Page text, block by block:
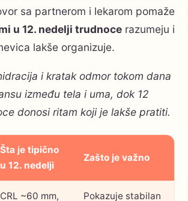
sa partnerom i lekarom pomaže
u 12. nedelji trudnoce razumeju i
lakše organizuje.
i kratak odmor tokom dana
između tela i uma, dok 12
donosi ritam koji je lakše pratiti.
Šta je tipično
u 12. nedelji
Zašto je važno
CRL ~60 mm,
Pokazuje stabilan